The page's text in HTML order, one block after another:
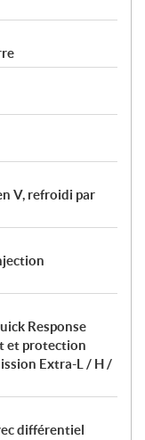
V, refroidi par
Response
et protection
Extra-L / H /
différentiel